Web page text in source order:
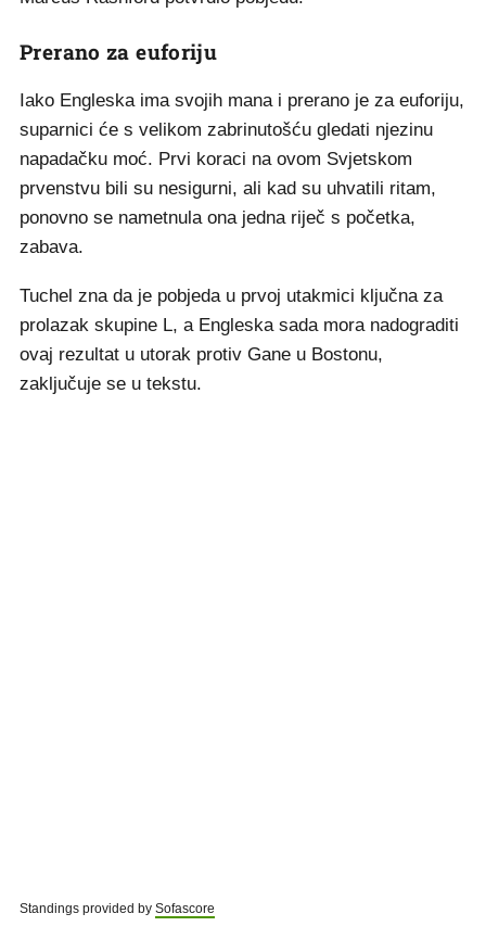
Prerano za euforiju
Iako Engleska ima svojih mana i prerano je za euforiju,
suparnici će s velikom zabrinutošću gledati njezinu
napadačku moć. Prvi koraci na ovom Svjetskom
prvenstvu bili su nesigurni, ali kad su uhvatili ritam,
ponovno se nametnula ona jedna riječ s početka,
zabava.
Tuchel zna da je pobjeda u prvoj utakmici ključna za
prolazak skupine L, a Engleska sada mora nadograditi
ovaj rezultat u utorak protiv Gane u Bostonu,
zaključuje se u tekstu.
Standings provided by Sofascore